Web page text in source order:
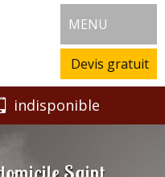
MENU
Devis gratuit
indisponible